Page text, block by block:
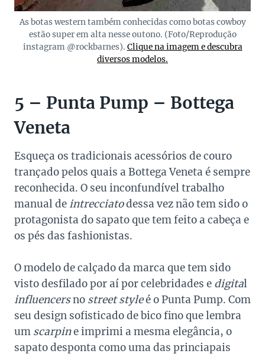
As botas western também conhecidas como botas cowboy
estão super em alta nesse outono. (Foto/Reprodução
instagram @rockbarnes). Clique na imagem e descubra
diversos modelos.
5 – Punta Pump – Bottega
Veneta
Esqueça os tradicionais acessórios de couro
trançado pelos quais a Bottega Veneta é sempre
reconhecida. O seu inconfundível trabalho
manual deintrecciatodessa vez não tem sido o
protagonista do sapato que tem feito a cabeça e
os pés das fashionistas.
O modelo de calçado da marca que tem sido
visto desfilado por aí por celebridades e digital
influencersno street styleé o Punta Pump. Com
seu design sofisticado de bico fino que lembra
um scarpine imprimi a mesma elegância, o
sapato desponta como uma das princiapais